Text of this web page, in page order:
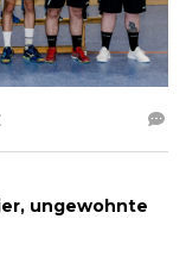
ungewohnte